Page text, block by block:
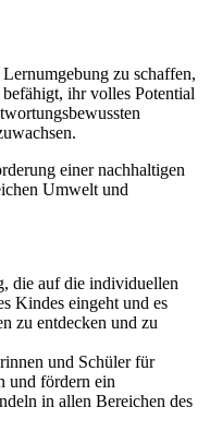
zu schaffen,
ihr volles Potential
einer nachhaltigen
Umwelt und
die auf die individuellen
Kindes eingeht und es
zu entdecken und zu
und Schüler für
und fördern ein
in allen Bereichen des